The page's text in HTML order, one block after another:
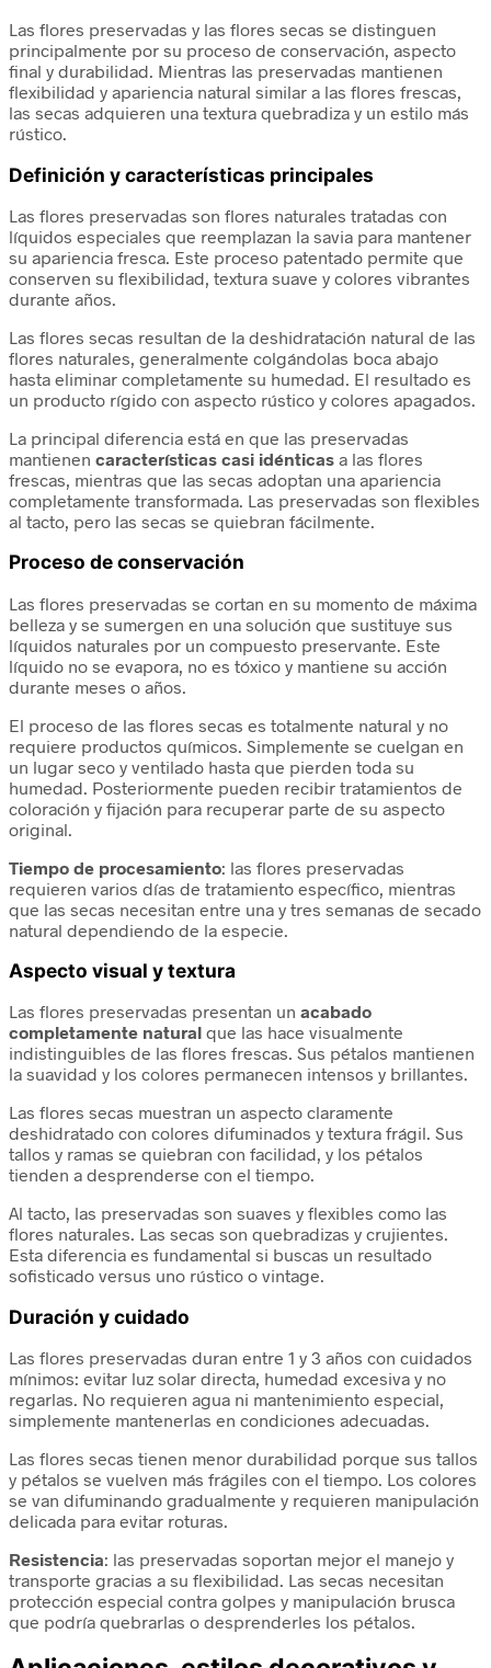
Las flores preservadas y las flores secas se distinguen
principalmente por su proceso de conservación, aspecto
final y durabilidad. Mientras las preservadas mantienen
flexibilidad y apariencia natural similar a las flores frescas,
las secas adquieren una textura quebradiza y un estilo más
rústico.
Definición y características principales
Las flores preservadas son flores naturales tratadas con
líquidos especiales que reemplazan la savia para mantener
su apariencia fresca. Este proceso patentado permite que
conserven su flexibilidad, textura suave y colores vibrantes
durante años.
Las flores secas resultan de la deshidratación natural de las
flores naturales, generalmente colgándolas boca abajo
hasta eliminar completamente su humedad. El resultado es
un producto rígido con aspecto rústico y colores apagados.
La principal diferencia está en que las preservadas
mantienen características casi idénticas a las flores
frescas, mientras que las secas adoptan una apariencia
completamente transformada. Las preservadas son flexibles
al tacto, pero las secas se quiebran fácilmente.
Proceso de conservación
Las flores preservadas se cortan en su momento de máxima
belleza y se sumergen en una solución que sustituye sus
líquidos naturales por un compuesto preservante. Este
líquido no se evapora, no es tóxico y mantiene su acción
durante meses o años.
El proceso de las flores secas es totalmente natural y no
requiere productos químicos. Simplemente se cuelgan en
un lugar seco y ventilado hasta que pierden toda su
humedad. Posteriormente pueden recibir tratamientos de
coloración y fijación para recuperar parte de su aspecto
original.
Tiempo de procesamiento: las flores preservadas
requieren varios días de tratamiento específico, mientras
que las secas necesitan entre una y tres semanas de secado
natural dependiendo de la especie.
Aspecto visual y textura
Las flores preservadas presentan un acabado
completamente natural que las hace visualmente
indistinguibles de las flores frescas. Sus pétalos mantienen
la suavidad y los colores permanecen intensos y brillantes.
Las flores secas muestran un aspecto claramente
deshidratado con colores difuminados y textura frágil. Sus
tallos y ramas se quiebran con facilidad, y los pétalos
tienden a desprenderse con el tiempo.
Al tacto, las preservadas son suaves y flexibles como las
flores naturales. Las secas son quebradizas y crujientes.
Esta diferencia es fundamental si buscas un resultado
sofisticado versus uno rústico o vintage.
Duración y cuidado
Las flores preservadas duran entre 1 y 3 años con cuidados
mínimos: evitar luz solar directa, humedad excesiva y no
regarlas. No requieren agua ni mantenimiento especial,
simplemente mantenerlas en condiciones adecuadas.
Las flores secas tienen menor durabilidad porque sus tallos
y pétalos se vuelven más frágiles con el tiempo. Los colores
se van difuminando gradualmente y requieren manipulación
delicada para evitar roturas.
Resistencia: las preservadas soportan mejor el manejo y
transporte gracias a su flexibilidad. Las secas necesitan
protección especial contra golpes y manipulación brusca
que podría quebrarlas o desprenderles los pétalos.